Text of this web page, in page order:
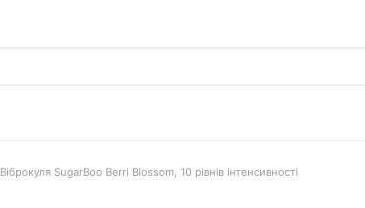
Віброкуля SugarBoo Berri Blossom, 10 рівнів інтенсивності